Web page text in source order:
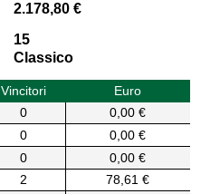
2.178,80 €
15
Classico
Vincitori
Euro
0
0,00 €
0
0,00 €
0
0,00 €
2
78,61 €